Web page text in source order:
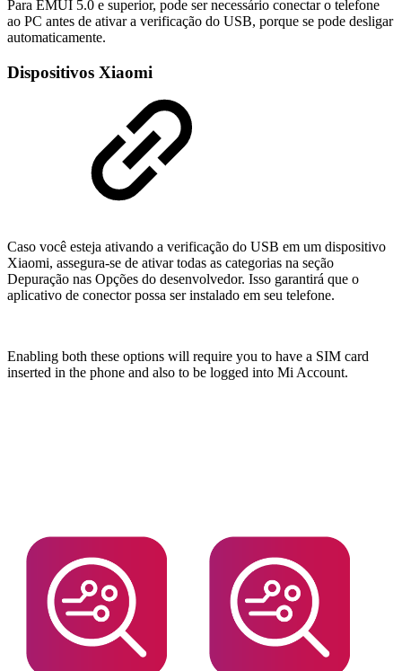
Para EMUI 5.0 e superior, pode ser necessário conectar o telefone
ao PC antes de ativar a verificação do USB, porque se pode desligar
automaticamente.
Dispositivos Xiaomi
Caso você esteja ativando a verificação do USB em um dispositivo
Xiaomi, assegura-se de ativar todas as categorias na seção
Depuração nas Opções do desenvolvedor. Isso garantirá que o
aplicativo de conector possa ser instalado em seu telefone.
Enabling both these options will require you to have a SIM card
inserted in the phone and also to be logged into Mi Account.